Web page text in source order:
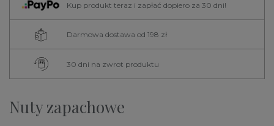
Kup produkt teraz i zapłać dopiero za 30 dni!
Darmowa dostawa od 198 zł
30 dni na zwrot produktu
Nuty zapachowe